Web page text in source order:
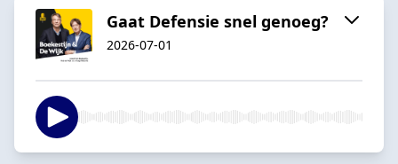
Gaat Defensie snel genoeg?
2026-07-01